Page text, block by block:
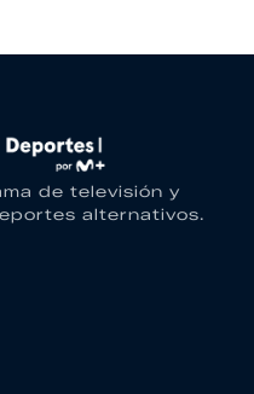
de televisión y
alternativos.